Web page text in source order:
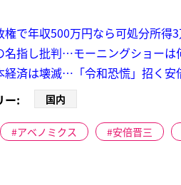
権で年収500万円なら可処分所得
名指し批判…モーニングショーは
経済は壊滅…「令和恐慌」招く安
ー:
国内
アベノミクス 安倍晋三